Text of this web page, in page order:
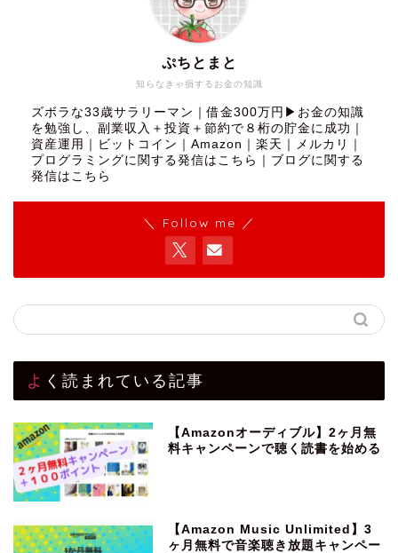
知らなきゃ損するお金の知識
ぷちとまと
ズボラな33歳サラリーマン｜借金300万円▶︎お金の知識
を勉強し、副業収入＋投資＋節約で８桁の貯金に成功｜
資産運用｜ビットコイン｜Amazon｜楽天｜メルカリ｜
プログラミングに関する発信はこちら
ブログに関する
発信はこちら
＼ Follow me ／
よく読まれている記事
【Amazonオーディブル】2ヶ月無
料キャンペーンで聴く読書を始める
【Amazon Music Unlimited】3
ヶ月無料で音楽聴き放題キャンペー